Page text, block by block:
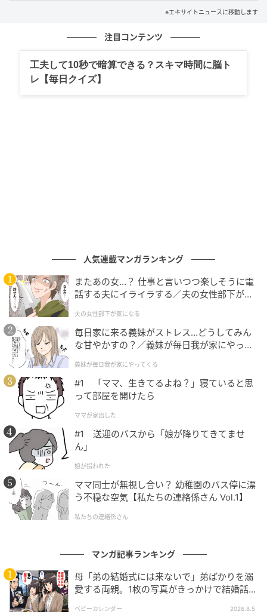
エキサイトニュース
エキサイトニュース
エキサイトニュース
※エキサイトニュースに移動します
注目コンテンツ
工夫して10秒で暗算できる？スキマ時間に脳ト
レ【毎日クイズ】
人気連載マンガランキング
またあの女…？ 仕事と言いつつ楽しそうに電
話する夫にイライラする／夫の女性部下が気
夫の女性部下が気になる
毎日家に来る義妹がストレス…どうしてみん
な甘やかすの？／義妹が毎日我が家にやって
が】
義妹が毎日我が家にやってくる
#1 「ママ、生きてるよね？」寝ていると思
って部屋を開けたら
ママが家出した
#1 送迎のバスから「娘が降りてきてませ
ん」
娘が拐われた
ママ同士が無視し合い？ 幼稚園のバス停に漂
う不穏な空気【私たちの連絡係さん Vol.1】
私たちの連絡係さん
マンガ記事ランキング
母「弟の結婚式には来ないで」弟ばかりを溺
愛する両親。1枚の写真がきっかけで結婚話が
ベビーカレンダー 2026.8.5